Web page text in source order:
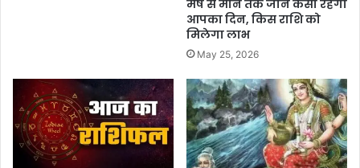
मेष से मीन तक जानें कैसा रहेगा
आपका दिन, किस राशि को
मिलेगा लाभ
May 25, 2026